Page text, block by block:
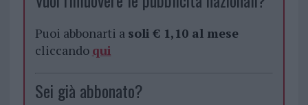
Puoi abbonarti a soli € 1,10 al mese
cliccando qui
Sei già abbonato?